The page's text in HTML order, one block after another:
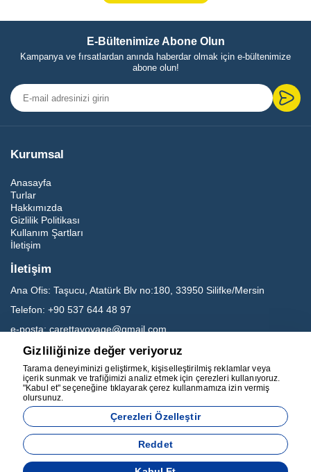
E-Bültenimize Abone Olun
Kampanya ve fırsatlardan anında haberdar olmak için e-bültenimize
abone olun!
Kurumsal
Anasayfa
Turlar
Hakkımızda
Gizlilik Politikası
Kullanım Şartları
İletişim
İletişim
Ana Ofis: Taşucu, Atatürk Blv no:180, 33950 Silifke/Mersin
Telefon: +90 537 644 48 97
e-posta: carettavoyage@gmail.com
Sosyal Medya
Acente Yönetim Sistemi
Gizliliğinize değer veriyoruz
Tarama deneyiminizi geliştirmek, kişiselleştirilmiş reklamlar veya
içerik sunmak ve trafiğimizi analiz etmek için çerezleri kullanıyoruz.
"Kabul et" seçeneğine tıklayarak çerez kullanmamıza izin vermiş
olursunuz.
Çerezleri Özelleştir
Reddet